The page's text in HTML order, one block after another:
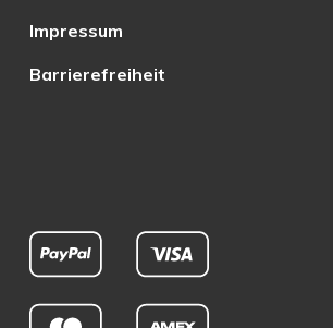
Impressum
Barrierefreiheit